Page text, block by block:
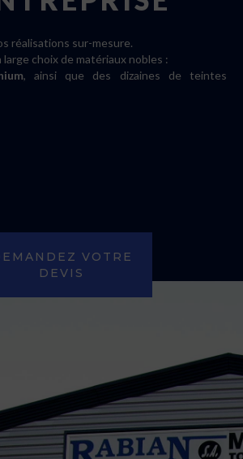
réalisations sur-mesure.
choix de matériaux nobles :
, ainsi que des dizaines de teintes
VOTRE
DEVIS